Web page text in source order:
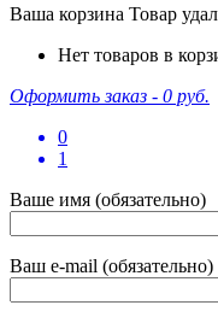
Ваша корзина Товар
Нет товаров в
Оформить заказ - 0 руб.
0
1
Ваше имя (обязательно)
Ваш e-mail (обязательно)